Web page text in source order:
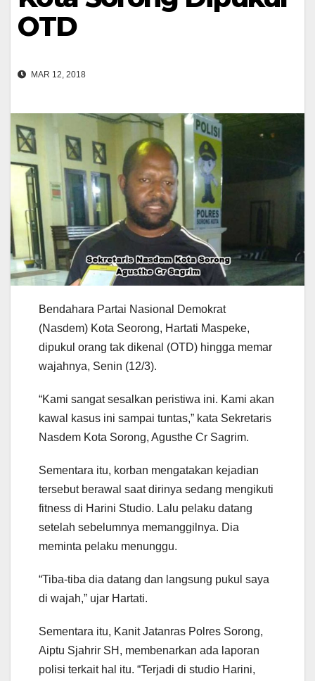
OTD
MAR 12, 2018
Bendahara Partai Nasional Demokrat
(Nasdem) Kota Seorong, Hartati Maspeke,
dipukul orang tak dikenal (OTD) hingga memar
wajahnya, Senin (12/3).
“Kami sangat sesalkan peristiwa ini. Kami akan
kawal kasus ini sampai tuntas,” kata Sekretaris
Nasdem Kota Sorong, Agusthe Cr Sagrim.
Sementara itu, korban mengatakan kejadian
tersebut berawal saat dirinya sedang mengikuti
fitness di Harini Studio. Lalu pelaku datang
setelah sebelumnya memanggilnya. Dia
meminta pelaku menunggu.
“Tiba-tiba dia datang dan langsung pukul saya
di wajah,” ujar Hartati.
Sementara itu, Kanit Jatanras Polres Sorong,
Aiptu Sjahrir SH, membenarkan ada laporan
polisi terkait hal itu. “Terjadi di studio Harini,